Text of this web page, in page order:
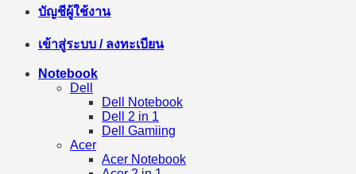
บัญชีผู้ใช้งาน
เข้าสู่ระบบ / ลงทะเบียน
Notebook
Dell
Dell Notebook
Dell 2 in 1
Dell Gamiing
Acer
Acer Notebook